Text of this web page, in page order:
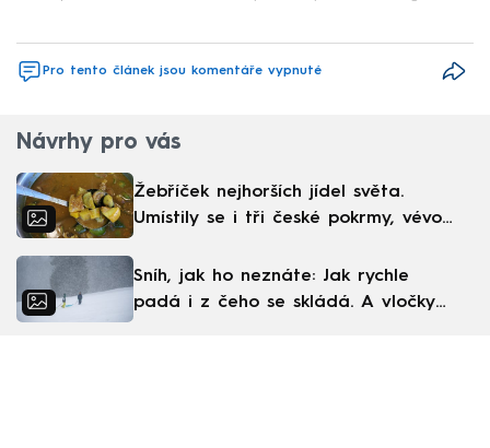
Pro tento článek jsou komentáře vypnuté
Návrhy pro vás
Žebříček nejhorších jídel světa.
Umístily se i tři české pokrmy, vévodí
Sníh, jak ho neznáte: Jak rychle
padá i z čeho se skládá. A vločky